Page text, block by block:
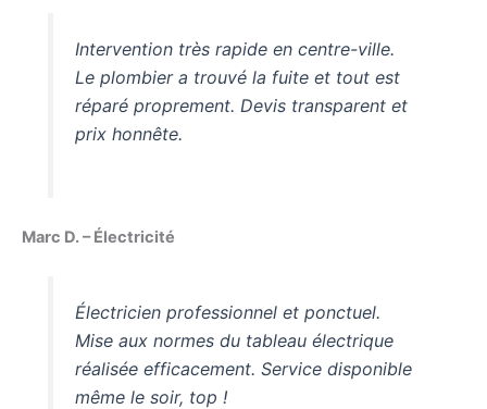
Intervention très rapide en centre-ville.
Le plombier a trouvé la fuite et tout est
réparé proprement. Devis transparent et
prix honnête.
Marc D. – Électricité
Électricien professionnel et ponctuel.
Mise aux normes du tableau électrique
réalisée efficacement. Service disponible
même le soir, top !